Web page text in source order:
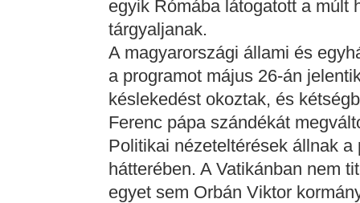
egyik Rómába látogatott a múlt
tárgyaljanak.
A magyarországi állami és
a programot május 26-án
késlekedést okoztak, és
Ferenc pápa szándékát
Politikai nézeteltérések állnak
hátterében. A Vatikánban nem
egyet sem Orbán Viktor